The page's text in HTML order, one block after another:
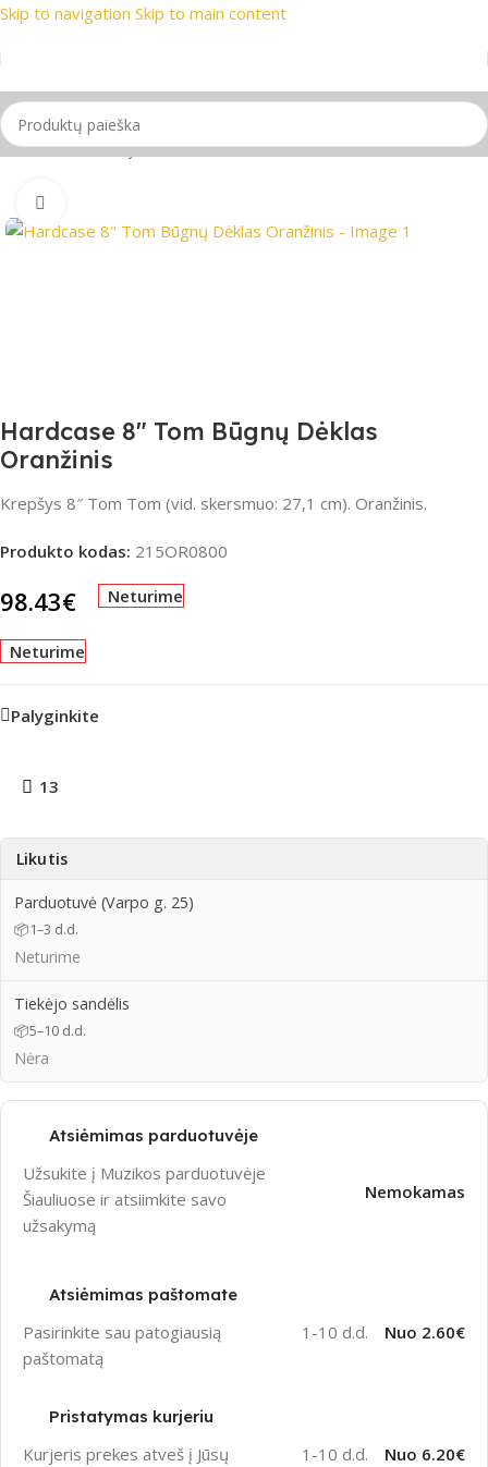
Skip to navigation Skip to main content
📦 Nemokamas
Pradžia/Mušamieji instrumentai
Hardcase 8″ Tom Būgnų Dėklas
Oranžinis
Krepšys 8″ Tom Tom (vid. skersmuo: 27,1 cm). Oranžinis.
Produkto kodas: 215OR0800
98.43€ Neturime
Neturime
Palyginkite
13
Likutis
Parduotuvė (Varpo g. 25)
📦1–3 d.d.
Neturime
Tiekėjo sandėlis
📦5–10 d.d.
Nėra
Atsiėmimas parduotuvėje
Užsukite į Muzikos parduotuvėje
Šiauliuose ir atsiimkite savo
užsakymą
Nemokamas
Atsiėmimas paštomate
Pasirinkite sau patogiausią
paštomatą
1-10 d.d. Nuo 2.60€
Pristatymas kurjeriu
Kurjeris prekes atveš į Jūsų
1-10 d.d. Nuo 6.20€